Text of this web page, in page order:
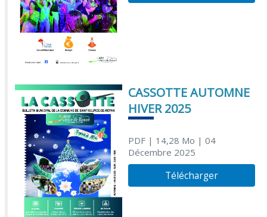
CASSOTTE AUTOMNE
HIVER 2025
PDF| 14,28 Mo | 04
Décembre 2025
Télécharger